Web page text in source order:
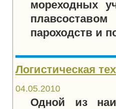
мореходных
пароходств и
Логистическая
04.05.2010
Одной из